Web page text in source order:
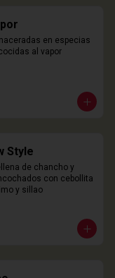
en especias
al vapor
Style
de chancho y
con cebollita
y sillao